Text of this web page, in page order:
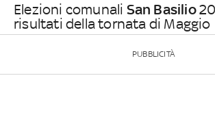
Elezioni comunali San Basilio
risultati della tornata di Maggio
PUBBLICITÀ